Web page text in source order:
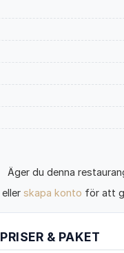
Äger du denna
eller skapa konto för att
PRISER & PAKET